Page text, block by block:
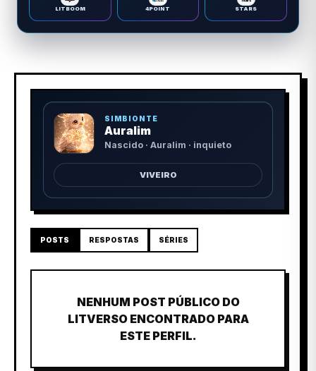
LITBOOM 4POINT STARS
SIMBIONTE
Auralim
Nascido · Auralim · inquieto
VIVEIRO
POSTS RESPOSTAS SÉRIES
NENHUM POST PÚBLICO DO
LITVERSO ENCONTRADO PARA
ESTE PERFIL.